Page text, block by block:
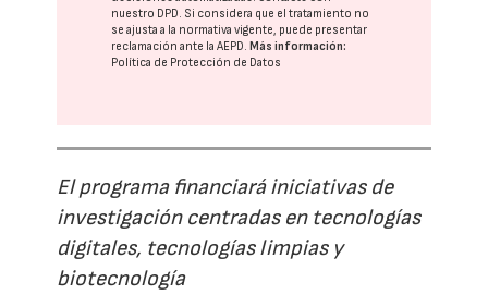
nuestro DPD. Si considera que el tratamiento no
se ajusta a la normativa vigente, puede presentar
reclamación ante laAEPD. Más información:
Política de Protección de Datos
El programa financiará iniciativas de
investigación centradas en tecnologías
digitales, tecnologías limpias y
biotecnología